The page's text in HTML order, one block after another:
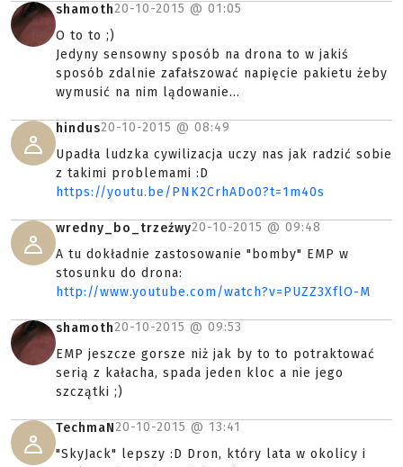
shamoth20-10-2015 @ 01:05
O to to ;)
Jedyny sensowny sposób na drona to w jakiś
sposób zdalnie zafałszować napięcie pakietu żeby
wymusić na nim lądowanie...
hindus20-10-2015 @ 08:49
Upadła ludzka cywilizacja uczy nas jak radzić sobie
z takimi problemami :D
https://youtu.be/PNK2CrhADo0?t=1m40s
wredny_bo_trzeźwy20-10-2015 @ 09:48
A tu dokładnie zastosowanie "bomby" EMP w
stosunku do drona:
http://www.youtube.com/watch?v=PUZZ3XflO-M
shamoth20-10-2015 @ 09:53
EMP jeszcze gorsze niż jak by to to potraktować
serią z kałacha, spada jeden kloc a nie jego
szczątki ;)
TechmaN20-10-2015 @ 13:41
"SkyJack" lepszy :D Dron, który lata w okolicy i